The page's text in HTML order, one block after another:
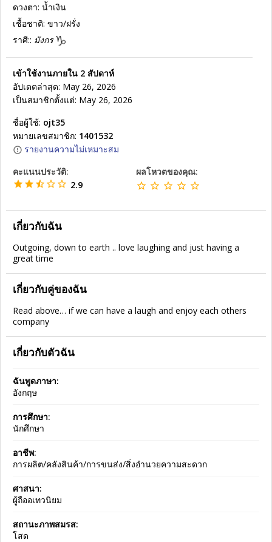
ดวงตา: น้ำเงิน
เชื้อชาติ: ขาว/ฝรั่ง
ราศี:: มังกร
เข้าใช้งานภายใน 2 สัปดาห์
อัปเดตล่าสุด: May 26, 2026
เป็นสมาชิกตั้งแต่: May 26, 2026
ชื่อผู้ใช้: ojt35
หมายเลขสมาชิก: 1401532
รายงานความไม่เหมาะสม
คะแนนประวัติ:
2.9
ผลโหวตของคุณ:
เกี่ยวกับฉัน
Outgoing, down to earth .. love laughing and just having a
great time
เกี่ยวกับคู่ของฉัน
Read above… if we can have a laugh and enjoy each others
company
เกี่ยวกับตัวฉัน
ฉันพูดภาษา:
อังกฤษ
การศึกษา:
นักศึกษา
อาชีพ:
การผลิต/คลังสินค้า/การขนส่ง/สิ่งอำนวยความสะดวก
ศาสนา:
ผู้ถืออเทวนิยม
สถานะภาพสมรส:
โสด